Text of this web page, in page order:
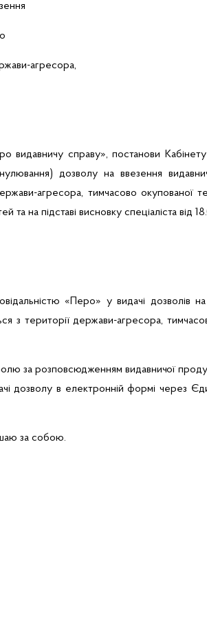
агресора,
видавничу справу», постанови
дозволу на ввезення
агресора, тимчасово окупованої
та на підставі висновку спеціаліста від
«Перо» у видачі дозволів
з території держави-агресора,
за розповсюдженням видавничої
дозволу в електронній формі через
за собою.